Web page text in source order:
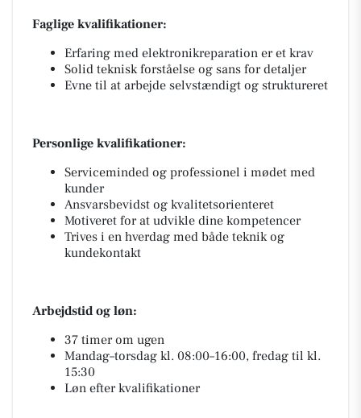
Faglige kvalifikationer:
Erfaring med elektronikreparation er et krav
Solid teknisk forståelse og sans for detaljer
Evne til at arbejde selvstændigt og struktureret
Personlige kvalifikationer:
Serviceminded og professionel i mødet med
kunder
Ansvarsbevidst og kvalitetsorienteret
Motiveret for at udvikle dine kompetencer
Trives i en hverdag med både teknik og
kundekontakt
Arbejdstid og løn:
37 timer om ugen
Mandag–torsdag kl. 08:00–16:00, fredag til kl.
15:30
Løn efter kvalifikationer